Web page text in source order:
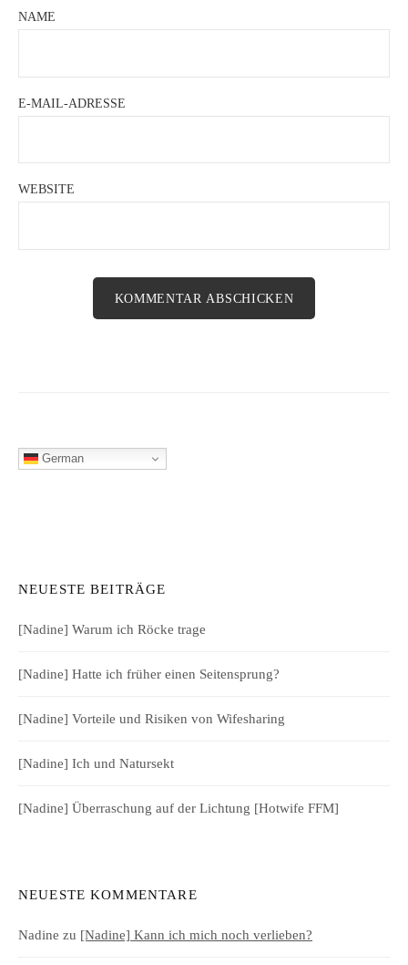
NAME
E-MAIL-ADRESSE
WEBSITE
German
NEUESTE BEITRÄGE
[Nadine] Warum ich Röcke trage
[Nadine] Hatte ich früher einen Seitensprung?
[Nadine] Vorteile und Risiken von Wifesharing
[Nadine] Ich und Natursekt
[Nadine] Überraschung auf der Lichtung [Hotwife FFM]
NEUESTE KOMMENTARE
Nadine zu [Nadine] Kann ich mich noch verlieben?